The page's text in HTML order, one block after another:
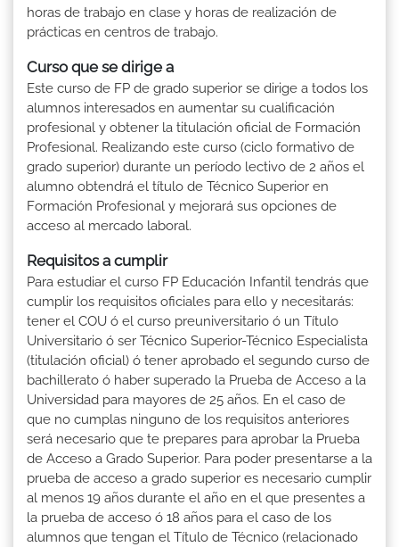
horas de trabajo en clase y horas de realización de
prácticas en centros de trabajo.
Curso que se dirige a
Este curso de FP de grado superior se dirige a todos los
alumnos interesados en aumentar su cualificación
profesional y obtener la titulación oficial de Formación
Profesional. Realizando este curso (ciclo formativo de
grado superior) durante un período lectivo de 2 años el
alumno obtendrá el título de Técnico Superior en
Formación Profesional y mejorará sus opciones de
acceso al mercado laboral.
Requisitos a cumplir
Para estudiar el curso FP Educación Infantil tendrás que
cumplir los requisitos oficiales para ello y necesitarás:
tener el COU ó el curso preuniversitario ó un Título
Universitario ó ser Técnico Superior-Técnico Especialista
(titulación oficial) ó tener aprobado el segundo curso de
bachillerato ó haber superado la Prueba de Acceso a la
Universidad para mayores de 25 años. En el caso de
que no cumplas ninguno de los requisitos anteriores
será necesario que te prepares para aprobar la Prueba
de Acceso a Grado Superior. Para poder presentarse a la
prueba de acceso a grado superior es necesario cumplir
al menos 19 años durante el año en el que presentes a
la prueba de acceso ó 18 años para el caso de los
alumnos que tengan el Título de Técnico (relacionado